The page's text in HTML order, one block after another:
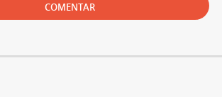
COMENTAR